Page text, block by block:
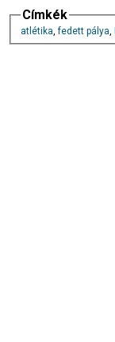
Címkék
atlétika,fedett pálya,